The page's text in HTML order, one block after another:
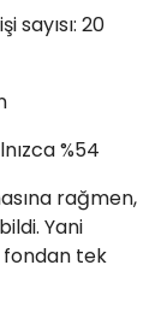
sayısı: 20
%54
rağmen,
Yani
fondan tek